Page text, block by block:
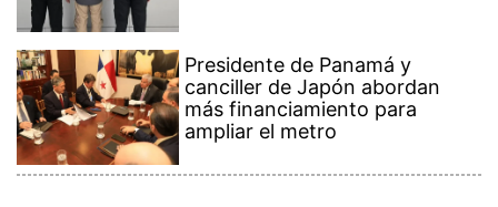
Presidente de Panamá y
canciller de Japón abordan
más financiamiento para
ampliar el metro